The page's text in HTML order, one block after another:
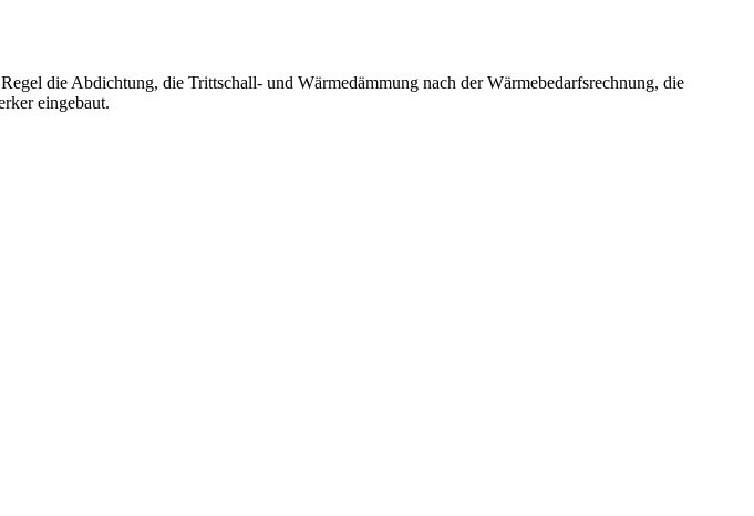
die Abdichtung, die Trittschall- und Wärmedämmung nach der Wärmebedarfsrechnung, die
eingebaut.